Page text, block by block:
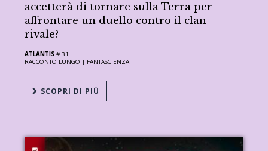
accetterà di tornare sulla Terra per
affrontare un duello contro il clan
rivale?
ATLANTIS # 31
RACCONTO LUNGO | FANTASCIENZA
SCOPRI DI PIÙ